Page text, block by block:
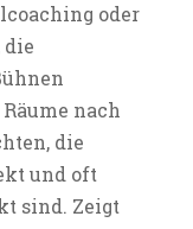
oder
nach
die
und oft
sind. Zeigt